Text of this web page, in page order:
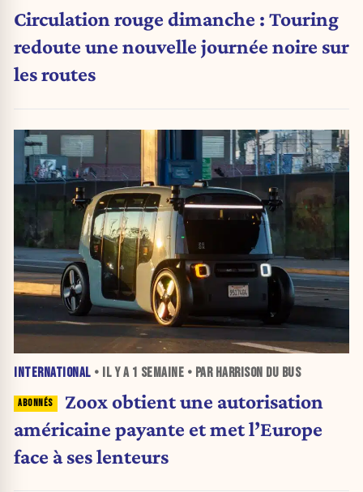
Circulation rouge dimanche : Touring
redoute une nouvelle journée noire sur
les routes
INTERNATIONAL • IL Y A 1 SEMAINE • PAR HARRISON DU BUS
Zoox obtient une autorisation
américaine payante et met l’Europe
face à ses lenteurs